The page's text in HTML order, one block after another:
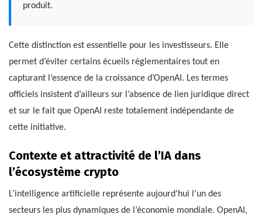
produit.
Cette distinction est essentielle pour les investisseurs. Elle
permet d’éviter certains écueils réglementaires tout en
capturant l’essence de la croissance d’OpenAI. Les termes
officiels insistent d’ailleurs sur l’absence de lien juridique direct
et sur le fait que OpenAI reste totalement indépendante de
cette initiative.
Contexte et attractivité de l’IA dans
l’écosystème crypto
L’intelligence artificielle représente aujourd’hui l’un des
secteurs les plus dynamiques de l’économie mondiale. OpenAI,